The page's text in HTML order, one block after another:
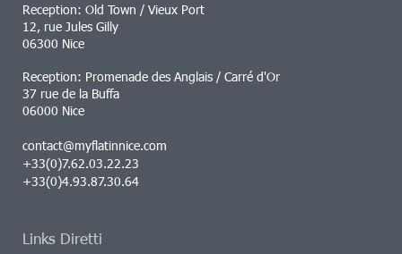
Reception: Old Town / Vieux Port
12, rue Jules Gilly
06300 Nice
Reception: Promenade des Anglais / Carré d'Or
37 rue de la Buffa
06000 Nice
contact@myflatinnice.com
+33(0)7.62.03.22.23
+33(0)4.93.87.30.64
Links Diretti